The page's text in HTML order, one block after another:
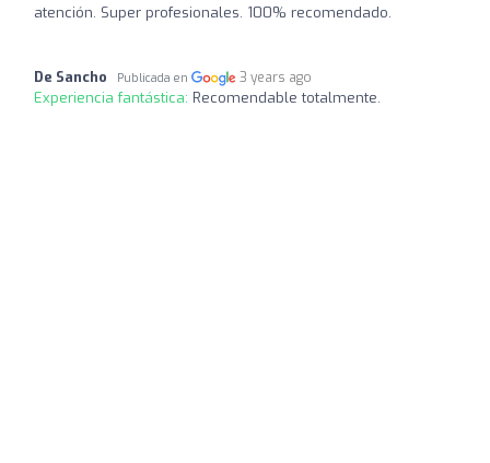
atención. Super profesionales. 100% recomendado.
De Sancho Publicada en 3 years ago
Experiencia fantástica: Recomendable totalmente.